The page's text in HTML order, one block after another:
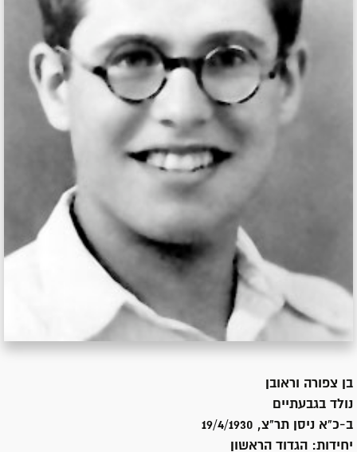
בן צפורה וראובן
נולד בגבעתיים
ב-כ"א ניסן תר"צ, 19/4/1930
יחידות: הגדוד הראשון